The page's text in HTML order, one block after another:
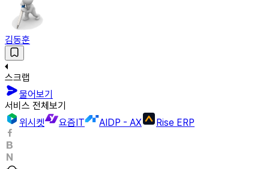
김동훈
스크랩
물어보기
서비스 전체보기
위시켓
요즘IT AIDP - AX Rise ERP